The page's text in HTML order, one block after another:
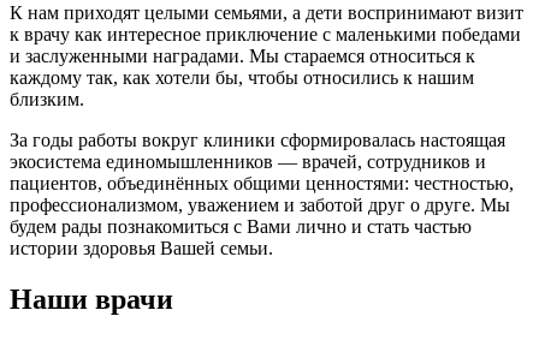
К нам приходят целыми семьями, а дети воспринимают визит
к врачу как интересное приключение с маленькими победами
и заслуженными наградами. Мы стараемся относиться к
каждому так, как хотели бы, чтобы относились к нашим
близким.
За годы работы вокруг клиники сформировалась настоящая
экосистема единомышленников — врачей, сотрудников и
пациентов, объединённых общими ценностями: честностью,
профессионализмом, уважением и заботой друг о друге. Мы
будем рады познакомиться с Вами лично и стать частью
истории здоровья Вашей семьи.
Наши врачи